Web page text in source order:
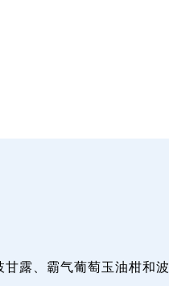
露、霸气葡萄玉油柑和波